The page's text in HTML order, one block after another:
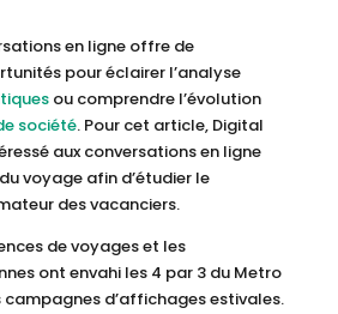
en ligne offre de
pour éclairer l’analyse
ou comprendre l’évolution
société. Pour cet article, Digital
aux conversations en ligne
voyage afin d’étudier le
des vacanciers.
de voyages et les
ont envahi les 4 par 3 du Metro
campagnes d’affichages estivales.